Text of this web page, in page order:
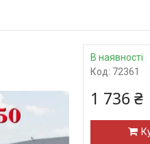
В наявності
Код: 72361
1 736 ₴